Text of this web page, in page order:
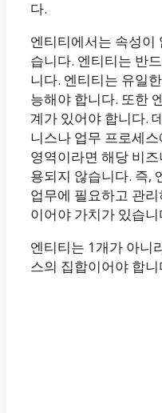
다.
엔티티에서는 속성이
습니다. 엔티티는 반
니다. 엔티티는 유일
능해야 합니다. 또한
계가 있어야 합니다.
니스나 업무 프로세
영역이라면 해당 비
용되지 않습니다. 즉,
업무에 필요하고 관
이어야 가치가 있습니
엔티티는 1개가 아니
스의 집합이어야 합니